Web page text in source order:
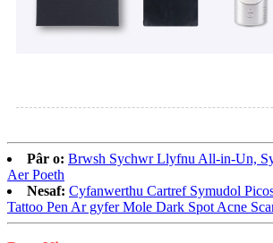
Pâr o: Brwsh Sychwr Llyfnu All-in-Un,
Aer Poeth
Nesaf: Cyfanwerthu Cartref Symudol
Tattoo Pen Ar gyfer Mole Dark Spot Acne